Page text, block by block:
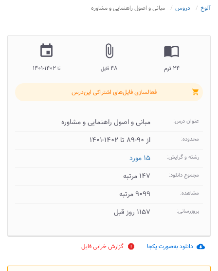
آلوخ دروس مبانی و اصول راهنمایی و مشاوره
import_contacts
۲۴ ترم
attach_file
۴۸ فایل
insert_invitation
تا۱۴۰۲-۱۴۰۱
shopping_cart فعالسازی فایل‌های اشتراکی این‌درس
عنوان درس: مبانی و اصول راهنمایی و مشاوره
محدوده: از ۹۰-۸۹ تا ۱۴۰۲-۱۴۰۱
رشته و گرایش: ۱۵ مورد
مجموع دانلود: ۱۴۷ مرتبه
مشاهده: ۹۰۹۹ مرتبه
بروزرسانی: ۱۱۵۷ روز قبل
cloud_download دانلود به‌صورت یکجا report گزارش خرابی فایل